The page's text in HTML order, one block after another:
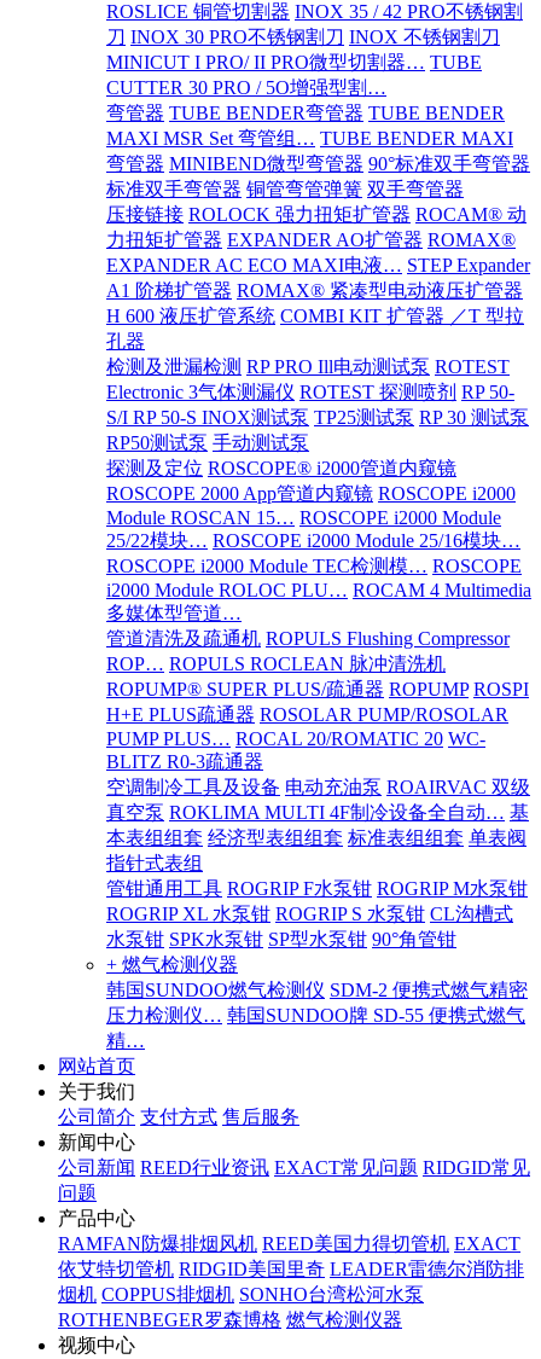
ROSLICE 铜管切割器 INOX 35 / 42 PRO不锈钢割
刀 INOX 30 PRO不锈钢割刀 INOX 不锈钢割刀
MINICUT I PRO/ II PRO微型切割器… TUBE
CUTTER 30 PRO / 5O增强型割…
弯管器 TUBE BENDER弯管器 TUBE BENDER
MAXI MSR Set 弯管组… TUBE BENDER MAXI
弯管器 MINIBEND微型弯管器 90°标准双手弯管器
标准双手弯管器 铜管弯管弹簧 双手弯管器
压接链接 ROLOCK 强力扭矩扩管器 ROCAM® 动
力扭矩扩管器 EXPANDER AO扩管器 ROMAX®
EXPANDER AC ECO MAXI电液… STEP Expander
A1 阶梯扩管器 ROMAX® 紧凑型电动液压扩管器
H 600 液压扩管系统 COMBI KIT 扩管器 ／T 型拉
孔器
检测及泄漏检测 RP PRO Ill电动测试泵 ROTEST
Electronic 3气体测漏仪 ROTEST 探测喷剂 RP 50-
S/I RP 50-S INOX测试泵 TP25测试泵 RP 30 测试泵
RP50测试泵 手动测试泵
探测及定位 ROSCOPE® i2000管道内窥镜
ROSCOPE 2000 App管道内窥镜 ROSCOPE i2000
Module ROSCAN 15… ROSCOPE i2000 Module
25/22模块… ROSCOPE i2000 Module 25/16模块…
ROSCOPE i2000 Module TEC检测模… ROSCOPE
i2000 Module ROLOC PLU… ROCAM 4 Multimedia
多媒体型管道…
管道清洗及疏通机 ROPULS Flushing Compressor
ROP… ROPULS ROCLEAN 脉冲清洗机
ROPUMP® SUPER PLUS/疏通器 ROPUMP ROSPI
H+E PLUS疏通器 ROSOLAR PUMP/ROSOLAR
PUMP PLUS… ROCAL 20/ROMATIC 20 WC-
BLITZ R0-3疏通器
空调制冷工具及设备 电动充油泵 ROAIRVAC 双级
真空泵 ROKLIMA MULTI 4F制冷设备全自动… 基
本表组组套 经济型表组组套 标准表组组套 单表阀
指针式表组
管钳通用工具 ROGRIP F水泵钳 ROGRIP M水泵钳
ROGRIP XL 水泵钳 ROGRIP S 水泵钳 CL沟槽式
水泵钳 SPK水泵钳 SP型水泵钳 90°角管钳
+ 燃气检测仪器
韩国SUNDOO燃气检测仪 SDM-2 便携式燃气精密
压力检测仪… 韩国SUNDOO牌 SD-55 便携式燃气
精…
网站首页
关于我们
公司简介 支付方式 售后服务
新闻中心
公司新闻 REED行业资讯 EXACT常见问题 RIDGID常见
问题
产品中心
RAMFAN防爆排烟风机 REED美国力得切管机 EXACT
依艾特切管机 RIDGID美国里奇 LEADER雷德尔消防排
烟机 COPPUS排烟机 SONHO台湾松河水泵
ROTHENBEGER罗森博格 燃气检测仪器
视频中心